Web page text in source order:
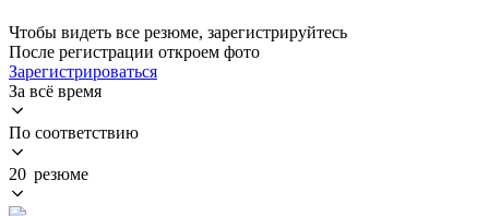
Чтобы видеть все резюме, зарегистрируйтесь
После регистрации откроем фото
Зарегистрироваться
За всё время
По соответствию
20 резюме